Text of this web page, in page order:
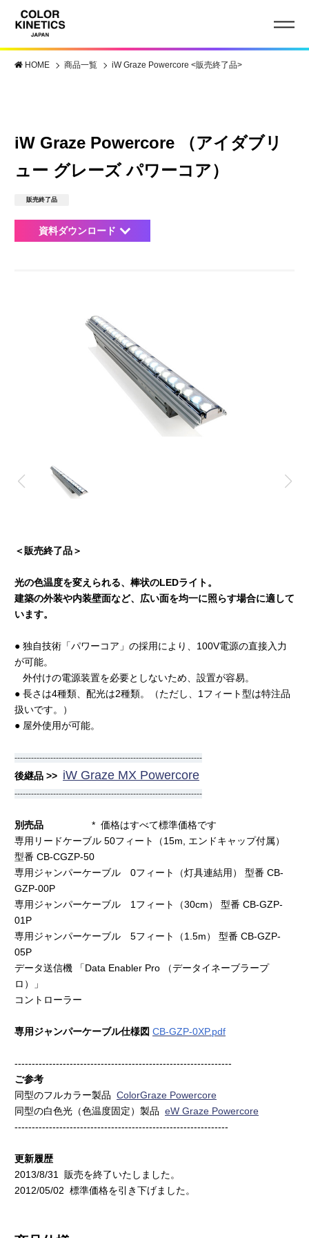
HOME 商品一覧 iW Graze Powercore <販売終了品>
iW Graze Powercore （アイダブリ
ュー グレーズ パワーコア）
販売終了品
資料ダウンロード
＜販売終了品＞
光の色温度を変えられる、棒状のLEDライト。
建築の外装や内装壁面など、広い面を均一に照らす場合に適して
います。
● 独自技術「パワーコア」の採用により、100V電源の直接入力
が可能。
外付けの電源装置を必要としないため、設置が容易。
● 長さは4種類、配光は2種類。（ただし、1フィート型は特注品
扱いです。）
● 屋外使用が可能。
--------------------------------------------------------------------
後継品 >> iW Graze MX Powercore
--------------------------------------------------------------------
別売品
* 価格はすべて標準価格です
専用リードケーブル 50フィート（15m, エンドキャップ付属）
型番 CB-CGZP-50
専用ジャンパーケーブル 0フィート（灯具連結用） 型番 CB-
GZP-00P
専用ジャンパーケーブル 1フィート（30cm） 型番 CB-GZP-
01P
専用ジャンパーケーブル 5フィート（1.5m） 型番 CB-GZP-
05P
データ送信機 「Data Enabler Pro （データイネーブラープ
ロ）」
コントローラー
専用ジャンパーケーブル仕様図 CB-GZP-0XP.pdf
---------------------------------------------------------------
ご参考
同型のフルカラー製品 ColorGraze Powercore
同型の白色光（色温度固定）製品 eW Graze Powercore
--------------------------------------------------------------
更新履歴
2013/8/31 販売を終了いたしました。
2012/05/02 標準価格を引き下げました。